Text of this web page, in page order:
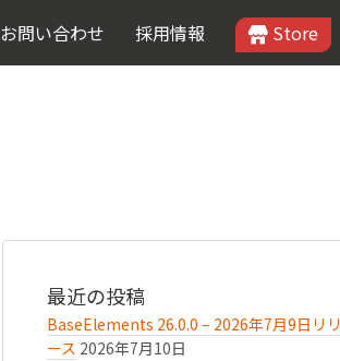
お問い合わせ 採用情報 Store
最近の投稿
BaseElements 26.0.0 – 2026年7月9日リリ
ース 2026年7月10日